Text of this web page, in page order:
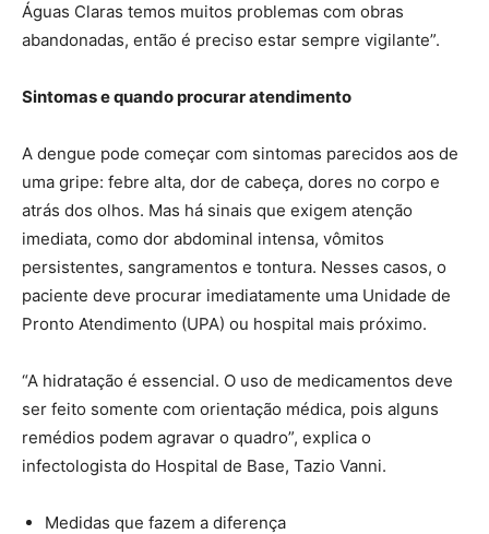
Águas Claras temos muitos problemas com obras
abandonadas, então é preciso estar sempre vigilante”.
Sintomas e quando procurar atendimento
A dengue pode começar com sintomas parecidos aos de
uma gripe: febre alta, dor de cabeça, dores no corpo e
atrás dos olhos. Mas há sinais que exigem atenção
imediata, como dor abdominal intensa, vômitos
persistentes, sangramentos e tontura. Nesses casos, o
paciente deve procurar imediatamente uma Unidade de
Pronto Atendimento (UPA) ou hospital mais próximo.
“A hidratação é essencial. O uso de medicamentos deve
ser feito somente com orientação médica, pois alguns
remédios podem agravar o quadro”, explica o
infectologista do Hospital de Base, Tazio Vanni.
Medidas que fazem a diferença